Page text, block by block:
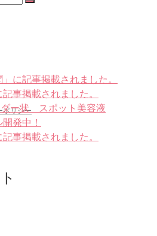
ポリシー
」に記事掲載されました。
記事掲載されました。
ダー状 スポット美容液
発中！
記事掲載されました。